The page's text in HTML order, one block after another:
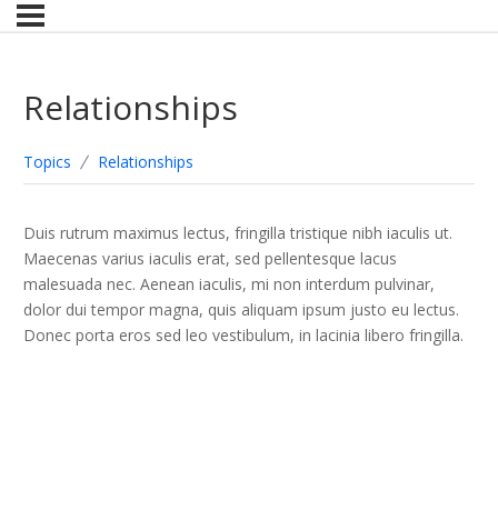
Relationships
Topics Relationships
Duis rutrum maximus lectus, fringilla tristique nibh iaculis ut.
Maecenas varius iaculis erat, sed pellentesque lacus
malesuada nec. Aenean iaculis, mi non interdum pulvinar,
dolor dui tempor magna, quis aliquam ipsum justo eu lectus.
Donec porta eros sed leo vestibulum, in lacinia libero fringilla.